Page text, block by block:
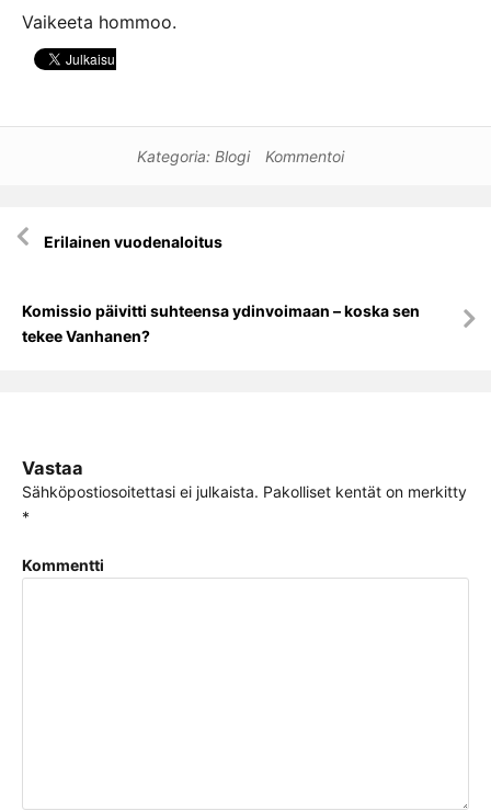
Vaikeeta hommoo.
Kategoria: Blogi Kommentoi
Artikkelien
selausErilainen vuodenaloitus
Komissio päivitti suhteensa ydinvoimaan – koska sen
tekee Vanhanen?
Vastaa
Sähköpostiosoitettasi ei julkaista. Pakolliset kentät on merkitty
*
Kommentti